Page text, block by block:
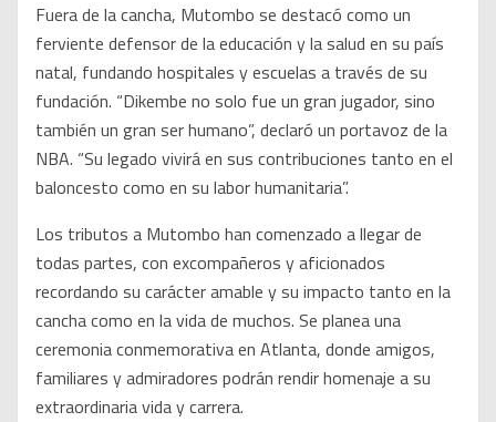
Fuera de la cancha, Mutombo se destacó como un
ferviente defensor de la educación y la salud en su país
natal, fundando hospitales y escuelas a través de su
fundación. “Dikembe no solo fue un gran jugador, sino
también un gran ser humano”, declaró un portavoz de la
NBA. “Su legado vivirá en sus contribuciones tanto en el
baloncesto como en su labor humanitaria”.
Los tributos a Mutombo han comenzado a llegar de
todas partes, con excompañeros y aficionados
recordando su carácter amable y su impacto tanto en la
cancha como en la vida de muchos. Se planea una
ceremonia conmemorativa en Atlanta, donde amigos,
familiares y admiradores podrán rendir homenaje a su
extraordinaria vida y carrera.